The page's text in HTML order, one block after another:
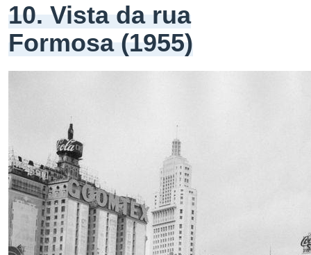
10. Vista da rua
Formosa (1955)